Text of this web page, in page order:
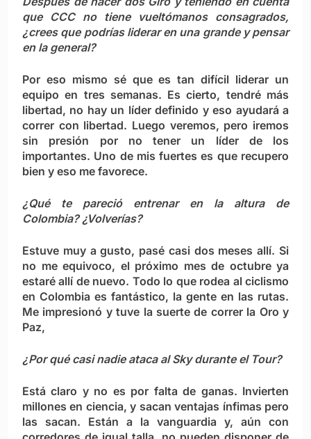
que CCC no tiene vueltómanos consagrados,
¿crees que podrías liderar en una grande y pensar
en la general?
Por eso mismo sé que es tan difícil liderar un
equipo en tres semanas. Es cierto, tendré más
libertad, no hay un líder definido y eso ayudará a
correr con libertad. Luego veremos, pero iremos
sin presión por no tener un líder de los
importantes. Uno de mis fuertes es que recupero
bien y eso me favorece.
¿Qué te pareció entrenar en la altura de
Colombia? ¿Volverías?
Estuve muy a gusto, pasé casi dos meses allí. Si
no me equivoco, el próximo mes de octubre ya
estaré allí de nuevo. Todo lo que rodea al ciclismo
en Colombia es fantástico, la gente en las rutas.
Me impresionó y tuve la suerte de correr la Oro y
Paz,
¿Por qué casi nadie ataca al Sky durante el Tour?
Está claro y no es por falta de ganas. Invierten
millones en ciencia, y sacan ventajas ínfimas pero
las sacan. Están a la vanguardia y, aún con